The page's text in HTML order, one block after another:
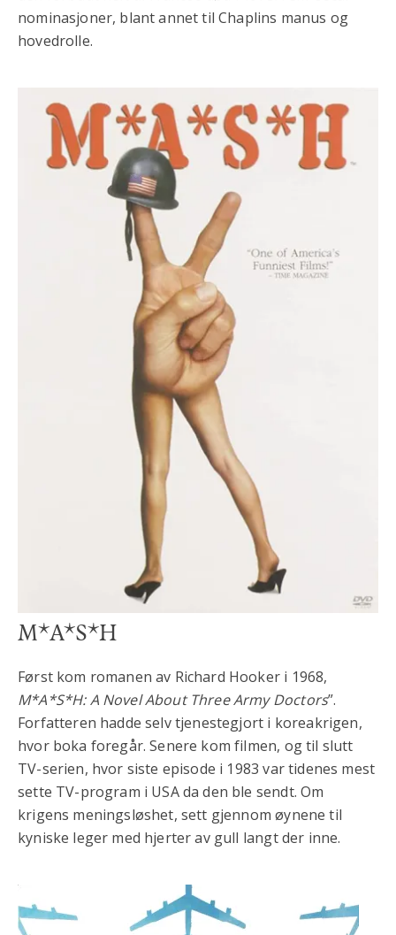
nominasjoner, blant annet til Chaplins manus og
hovedrolle.
M*A*S*H
Først kom romanen av Richard Hooker i 1968,
M*A*S*H: A Novel About Three Army Doctors”.
Forfatteren hadde selv tjenestegjort i koreakrigen,
hvor boka foregår. Senere kom filmen, og til slutt
TV-serien, hvor siste episode i 1983 var tidenes mest
sette TV-program i USA da den ble sendt. Om
krigens meningsløshet, sett gjennom øynene til
kyniske leger med hjerter av gull langt der inne.